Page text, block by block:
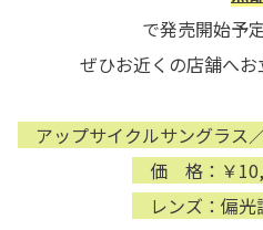
で発売開始予
ぜひお近くの店舗へお
アップサイクルサングラス
価 格：￥
レンズ：偏光